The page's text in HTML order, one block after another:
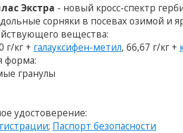
Экстра - новый кросс-спектр
сорняки в посевах озимой и
вещества:
г/кг + галауксифен-метил, 66,67 г/кг +
форма:
гранулы
удостоверение:
; Паспорт безопасности